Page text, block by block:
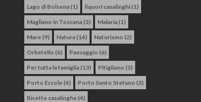
Lago di Bolsena (1) liquori casalinghi (1)
Magliano in Toscana (3) Malaria (1)
Mare (9) Natura (14) Naturismo (2)
Orbetello (6) Paesaggio (6)
Per tutta la famiglia (13) Pitigliano (3)
Porto Ercole (4) Porto Santo Stefano (3)
Ricette casalinghe (4)